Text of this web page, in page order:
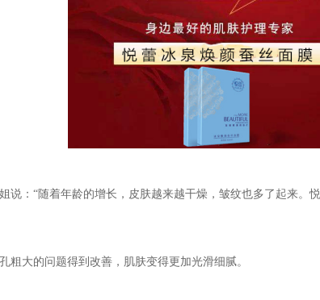
说： “随着年龄的增长，皮肤越来越干燥，皱纹也多了起来。
粗大的问题得到改善，肌肤变得更加光滑细腻。